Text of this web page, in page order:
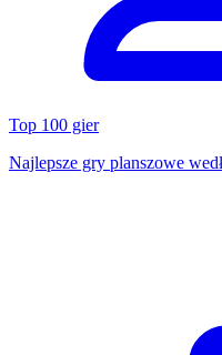
Top 100 gier
Najlepsze gry planszowe